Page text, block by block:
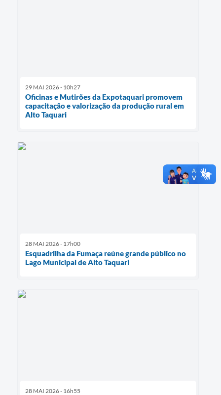
29 MAI 2026 - 10h27
Oficinas e Mutirões da Expotaquari promovem
capacitação e valorização da produção rural em
Alto Taquari
28 MAI 2026 - 17h00
Esquadrilha da Fumaça reúne grande público no
Lago Municipal de Alto Taquari
28 MAI 2026 - 16h55